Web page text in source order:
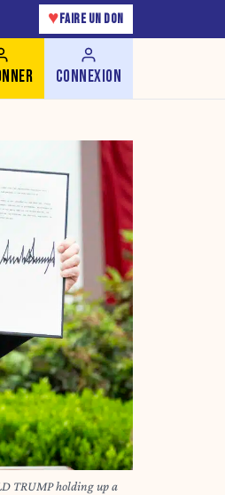
♥ FAIRE UN DON
CONNEXION
TRUMP holding up a